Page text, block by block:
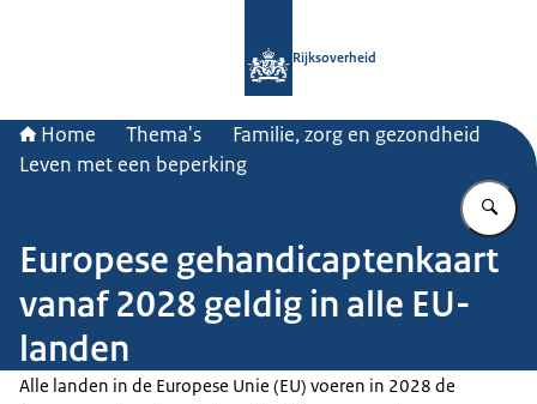
Rijksoverheid
Home Thema's
Familie, zorg en gezondheid
Leven met een beperking
Europese gehandicaptenkaart
vanaf 2028 geldig in alle EU-
landen
Alle landen in de Europese Unie (EU) voeren in 2028 de